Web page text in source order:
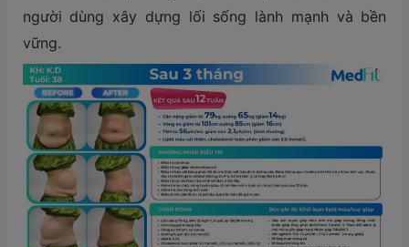
người dùng xây dựng lối sống lành mạnh và bền
vững.